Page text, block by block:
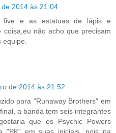
2014 às 21:04
five e as estatuas de lápis e
coisa,eu não acho que precisam
de 2014 às 21:52
para "Runaway Brothers" em
a banda tem seis integrantes
que os Psychic Powers